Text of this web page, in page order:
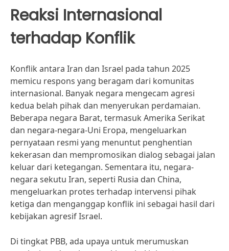
Reaksi Internasional
terhadap Konflik
Konflik antara Iran dan Israel pada tahun 2025
memicu respons yang beragam dari komunitas
internasional. Banyak negara mengecam agresi
kedua belah pihak dan menyerukan perdamaian.
Beberapa negara Barat, termasuk Amerika Serikat
dan negara-negara-Uni Eropa, mengeluarkan
pernyataan resmi yang menuntut penghentian
kekerasan dan mempromosikan dialog sebagai jalan
keluar dari ketegangan. Sementara itu, negara-
negara sekutu Iran, seperti Rusia dan China,
mengeluarkan protes terhadap intervensi pihak
ketiga dan menganggap konflik ini sebagai hasil dari
kebijakan agresif Israel.
Di tingkat PBB, ada upaya untuk merumuskan